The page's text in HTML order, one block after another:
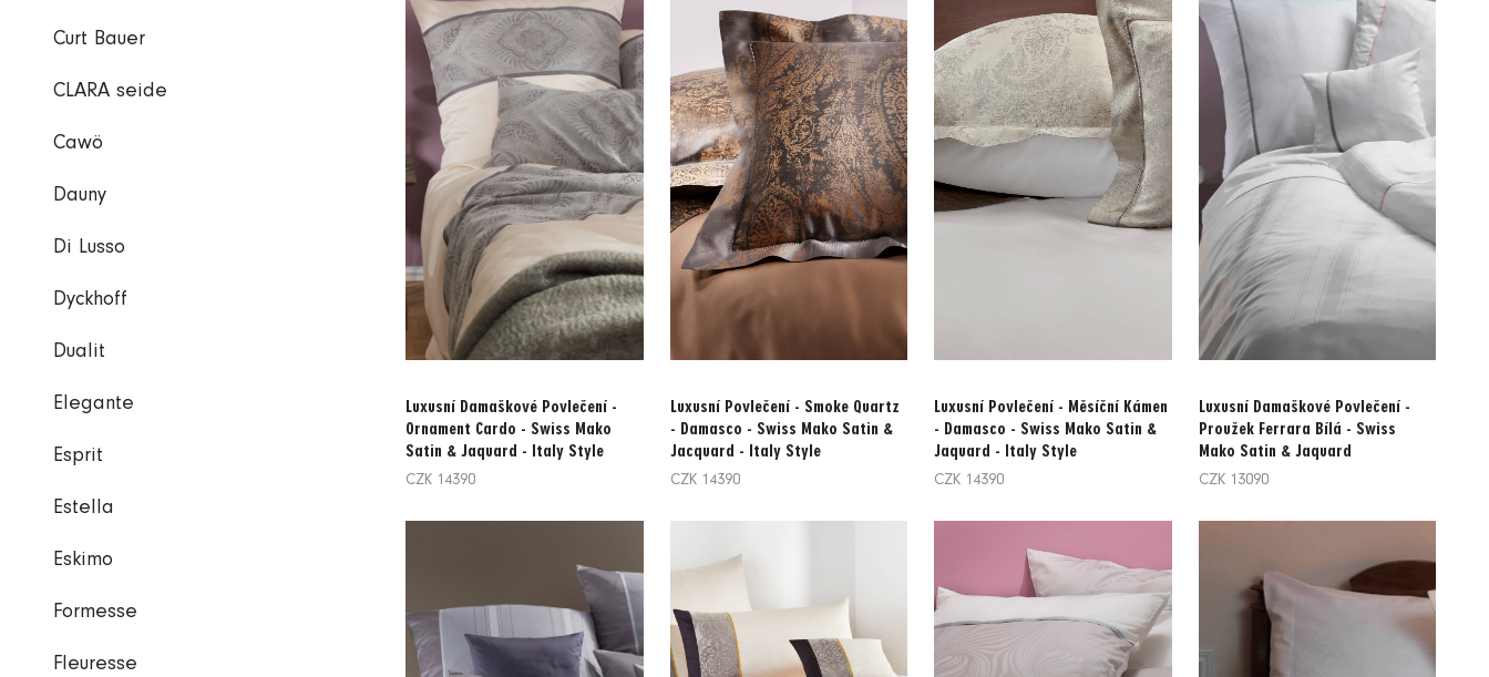
Luxusní Damaškové Povlečení -
Ornament Cardo - Swiss Mako
Satin & Jaquard - Italy Style
CZK 14390
Luxusní Povlečení - Smoke Quartz
- Damasco - Swiss Mako Satin &
Jacquard - Italy Style
CZK 14390
Luxusní Povlečení - Měsíční Kámen
- Damasco - Swiss Mako Satin &
Jaquard - Italy Style
CZK 14390
Luxusní Damaškové Povlečení -
Proužek Ferrara Bílá - Swiss
Mako Satin & Jaquard
CZK 13090
Curt Bauer
CLARA seide
Cawö
Dauny
Di Lusso
Dyckhoff
Dualit
Elegante
Esprit
Estella
Eskimo
Formesse
Fleuresse